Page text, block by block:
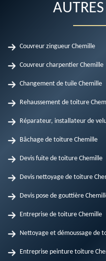
Couvreur zingueur Chemille
Couvreur charpentier Chemille
Changement de tuile Chemille
Rehaussement de toiture
Réparateur, installateur de
Bâchage de toiture Chemille
Devis fuite de toiture Chemille
Devis nettoyage de toiture
Devis pose de gouttière
Entreprise de toiture Chemille
Nettoyage et démoussage de
Entreprise peinture toiture